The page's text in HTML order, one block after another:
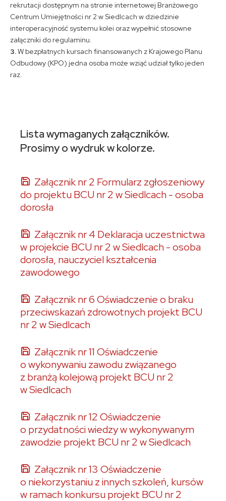
rekrutacji dostępnym na stronie internetowej Branżowego
Centrum Umiejętności nr 2 w Siedlcach w dziedzinie
interoperacyjność systemu kolei oraz wypełnić stosowne
załączniki do regulaminu.
3.W bezpłatnych kursach finansowanych z Krajowego Planu
Odbudowy (KPO) jedna osoba może wziąć udział tylko jeden
raz.
Lista wymaganych załączników.
Prosimy o wydruk w kolorze.
Załącznik nr 2 Formularz zgłoszeniowy
do projektu BCU nr 2 w Siedlcach - osoba
dorosła
Załącznik nr 4 Deklaracja uczestnictwa
w projekcie BCU nr 2 w Siedlcach - osoba
dorosła, nauczyciel kształcenia
zawodowego
Załącznik nr 6 Oświadczenie o braku
przeciwskazań zdrowotnych projekt BCU
nr 2 w Siedlcach
Załącznik nr 11 Oświadczenie
o wykonywaniu zawodu związanego
z branżą kolejową projekt BCU nr 2
w Siedlcach
Załącznik nr 12 Oświadczenie
o przydatności wiedzy w wykonywanym
zawodzie projekt BCU nr 2 w Siedlcach
Załącznik nr 13 Oświadczenie
o niekorzystaniu z innych szkoleń, kursów
w ramach konkursu projekt BCU nr 2